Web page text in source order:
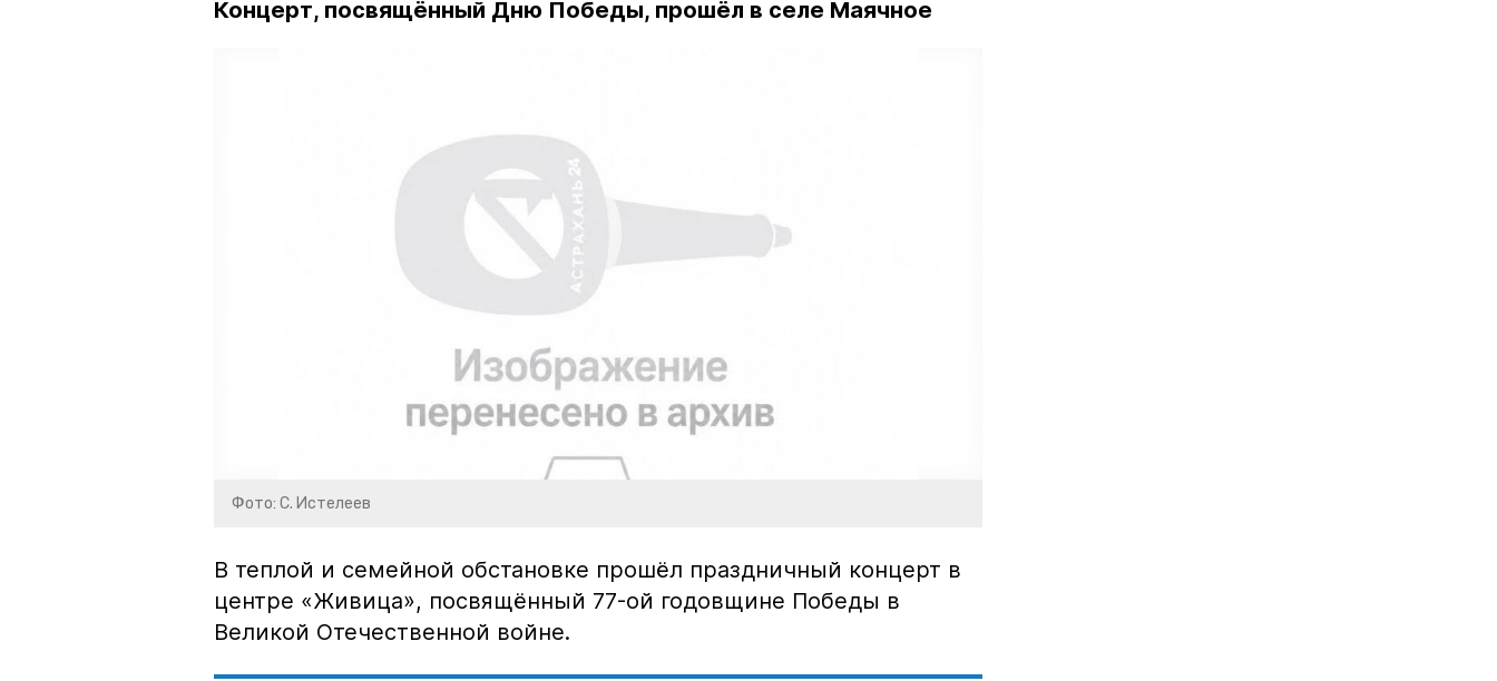
Концерт, посвящённый Дню Победы, прошёл в селе Маячное
Фото: С. Истелеев
В теплой и семейной обстановке прошёл праздничный концерт в
центре «Живица», посвящённый 77-ой годовщине Победы в
Великой Отечественной войне.